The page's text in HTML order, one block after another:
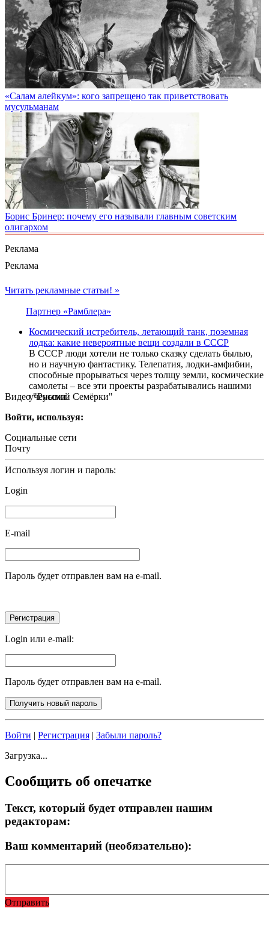
«Салам алейкум»: кого запрещено так приветствовать
мусульманам
Борис Бринер: почему его называли главным советским
олигархом
Реклама
Реклама
Видео "Русской Семёрки"
Читать рекламные статьи! »
Партнер «Рамблера»
Космический истребитель, летающий танк, поземная
лодка: какие невероятные вещи создали в СССР
В СССР люди хотели не только сказку сделать былью,
но и научную фантастику. Телепатия, лодки-амфибии,
способные прорываться через толщу земли, космические
самолеты – все эти проекты разрабатывались нашими
учеными.
Войти, используя:
Социальные сети
Почту
Используя логин и пароль:
Login
E-mail
Пароль будет отправлен вам на e-mail.
Login или e-mail:
Пароль будет отправлен вам на e-mail.
Войти | Регистрация | Забыли пароль?
Загрузка...
Сообщить об опечатке
Текст, который будет отправлен нашим
редакторам:
Ваш комментарий (необязательно):
Отправить